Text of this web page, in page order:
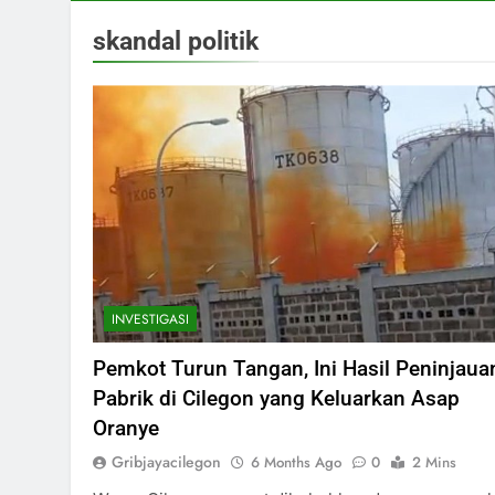
skandal politik
INVESTIGASI
Pemkot Turun Tangan, Ini Hasil
Pabrik di Cilegon yang Keluarkan Asap
Oranye
Gribjayacilegon 6 Months Ago 0
2 Mins